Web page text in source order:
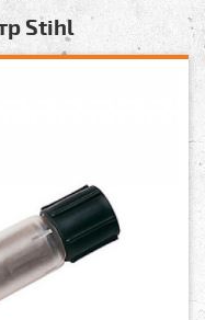
Stihl